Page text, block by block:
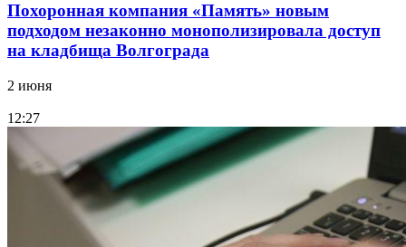
Похоронная компания «Память» новым
подходом незаконно монополизировала доступ
на кладбища Волгограда
2 июня
12:27